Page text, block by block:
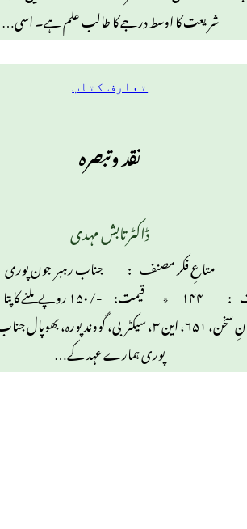
شریعت کا اوسط درجے کا طالب علم ہے۔ اسی…
تعارف کتاب
نقد وتبصرہ
ڈاکٹر تابش مہدی
متاعِ فکر مصنف : جناب رہبر جون پوری
صفحات : ۱۴۴ ٭ قیمت: -/
کاروانِ سخن، ۶۵۱، این ۳، سیکٹربی، گووندپورہ،
پوری ہمارے عہد کے…